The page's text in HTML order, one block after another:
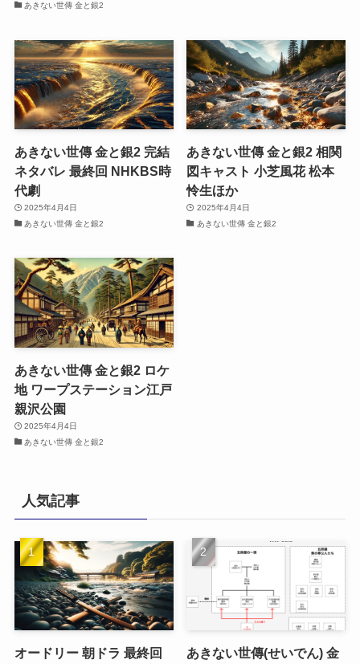
あきない世傳 金と銀2
あきない世傳 金と銀2 完結
ネタバレ 最終回 NHKBS時
代劇
2025年4月4日
あきない世傳 金と銀2
あきない世傳 金と銀2 相関
図キャスト 小芝風花 松本
怜生ほか
2025年4月4日
あきない世傳 金と銀2
あきない世傳 金と銀2 ロケ
地 ワープステーション江戸
親沢公園
2025年4月4日
あきない世傳 金と銀2
人気記事
オードリー 朝ドラ 最終回
あきない世傳(せいでん) 金